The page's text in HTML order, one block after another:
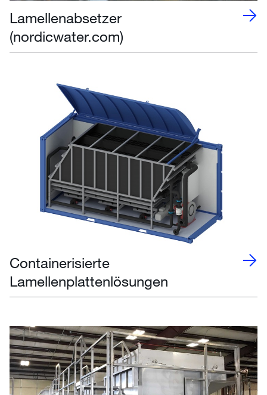
Lamellenabsetzer
(nordicwater.com)
Containerisierte
Lamellenplattenlösungen